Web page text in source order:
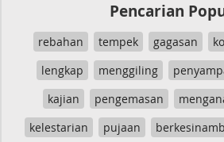
Pencarian
rebahan tempek gagasan
lengkap
menggiling
kajian
pengemasan
kelestarian
pujaan